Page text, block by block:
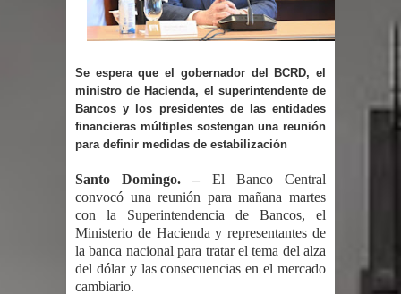
presunta estafa contra el
PRM votará “por aclamación” a sus
nuevas autoridades
El expresidente peruano Ollanta
Humala queda en libertad tras la
anulación de condena de 15 años por
Se espera que el gobernador del BCRD, el
ministro de Hacienda, el superintendente de
Bancos y los presidentes de las entidades
financieras múltiples sostengan una reunión
para definir medidas de estabilización
Santo Domingo. –
El Banco Central
convocó una reunión para mañana martes
con la Superintendencia de Bancos, el
Ministerio de Hacienda y representantes de
la banca nacional para tratar el tema del alza
del dólar y las consecuencias en el mercado
cambiario.